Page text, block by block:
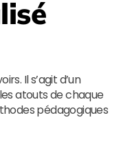
Il s’agit d’un
atouts de chaque
pédagogiques